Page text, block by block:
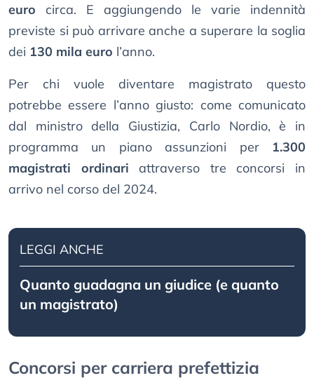
euro circa. E aggiungendo le varie indennità
previste si può arrivare anche a superare la soglia
dei 130 mila euro l’anno.
Per chi vuole diventare magistrato questo
potrebbe essere l’anno giusto: come comunicato
dal ministro della Giustizia, Carlo Nordio, è in
programma un piano assunzioni per 1.300
magistrati ordinari attraverso tre concorsi in
arrivo nel corso del 2024.
LEGGI ANCHE
Quanto guadagna un giudice (e quanto
un magistrato)
Concorsi per carriera prefettizia